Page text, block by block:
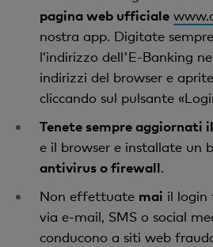
pagina web ufficiale
nostra app. Digitate sempre
l’indirizzo dell'E-Banking
indirizzi del browser e
cliccando sul pulsante
Tenete sempre aggiornati
e il browser e installate un
antivirus o firewall.
Non effettuate mai il login
via e-mail, SMS o social
conducono a siti web